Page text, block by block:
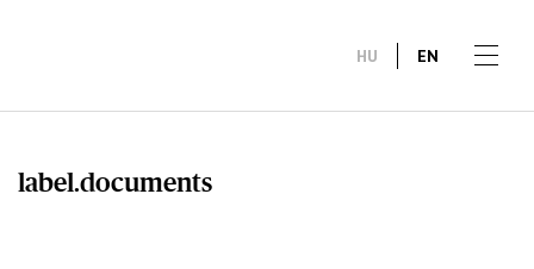
HU EN
label.documents